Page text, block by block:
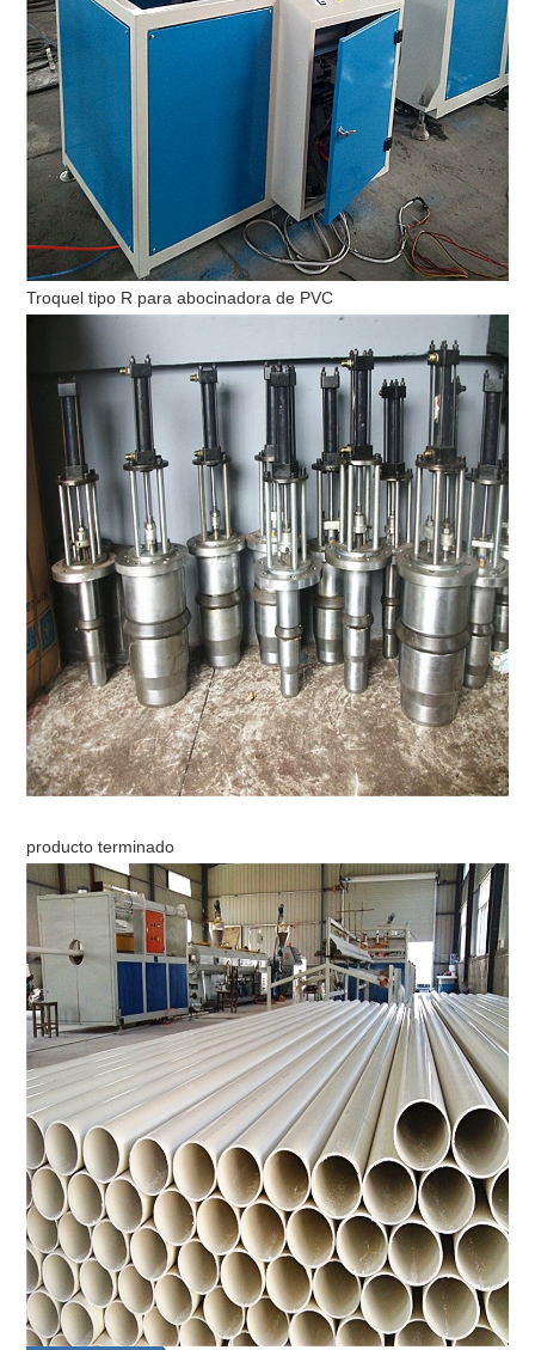
Troquel tipo R para abocinadora de PVC
producto terminado